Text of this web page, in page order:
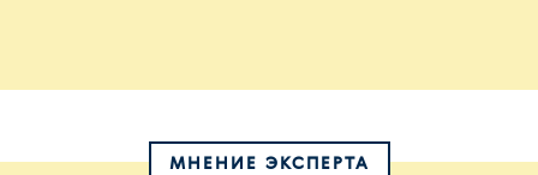
МНЕНИЕ ЭКСПЕРТА